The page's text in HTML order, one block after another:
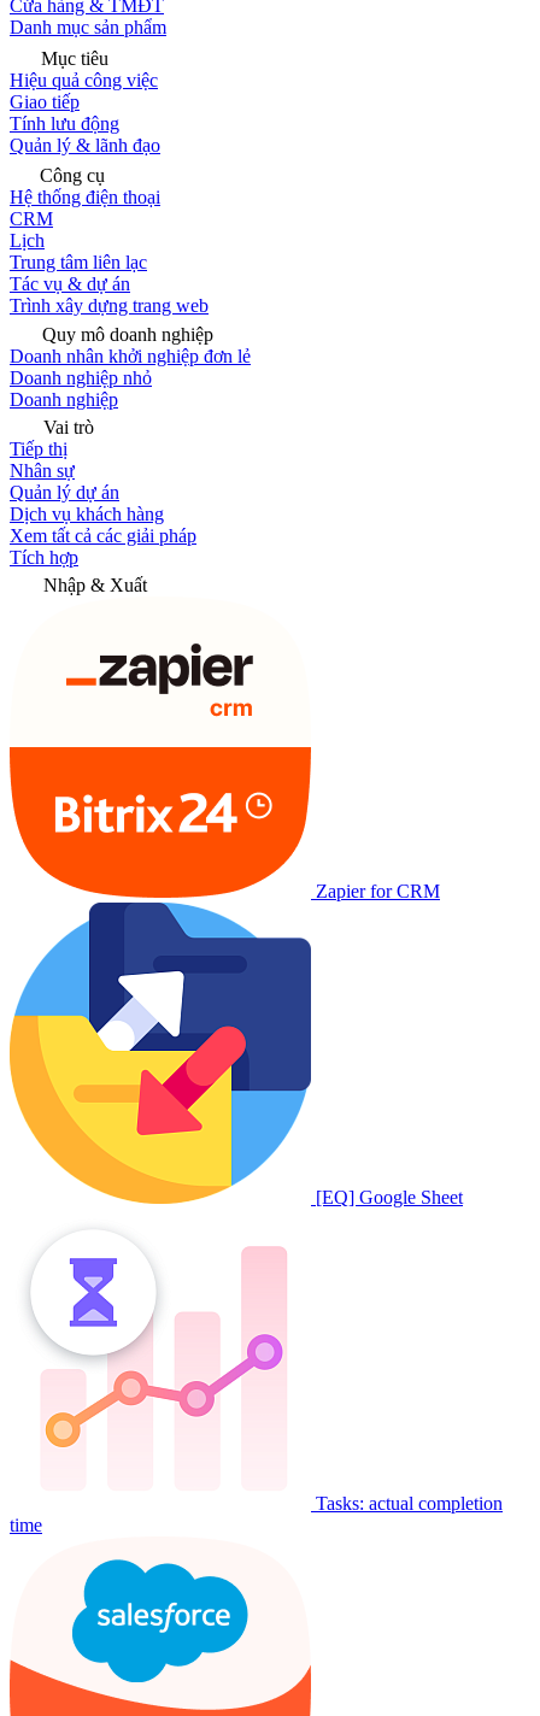
Cửa hàng & TMĐT
Danh mục sản phẩm
Mục tiêu
Hiệu quả công việc
Giao tiếp
Tính lưu động
Quản lý & lãnh đạo
Công cụ
Hệ thống điện thoại
CRM
Lịch
Trung tâm liên lạc
Tác vụ & dự án
Trình xây dựng trang web
Quy mô doanh nghiệp
Doanh nhân khởi nghiệp đơn lẻ
Doanh nghiệp nhỏ
Doanh nghiệp
Vai trò
Tiếp thị
Nhân sự
Quản lý dự án
Dịch vụ khách hàng
Xem tất cả các giải pháp
Tích hợp
Nhập & Xuất
Zapier for CRM
[EQ] Google Sheet
Tasks: actual completion
time